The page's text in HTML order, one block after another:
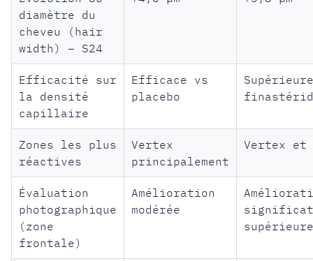
diamètre du
cheveu (hair
width) – S24
Efficacité sur
la densité
capillaire
Efficace vs
placebo
Zones les plus
réactives
Vertex
principalement
Vertex
Évaluation
photographique
(zone
frontale)
Amélioration
modérée